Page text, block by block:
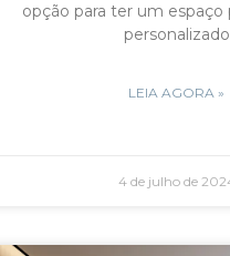
opção para ter um espaço
personalizado
LEIA AGORA »
4 de julho de